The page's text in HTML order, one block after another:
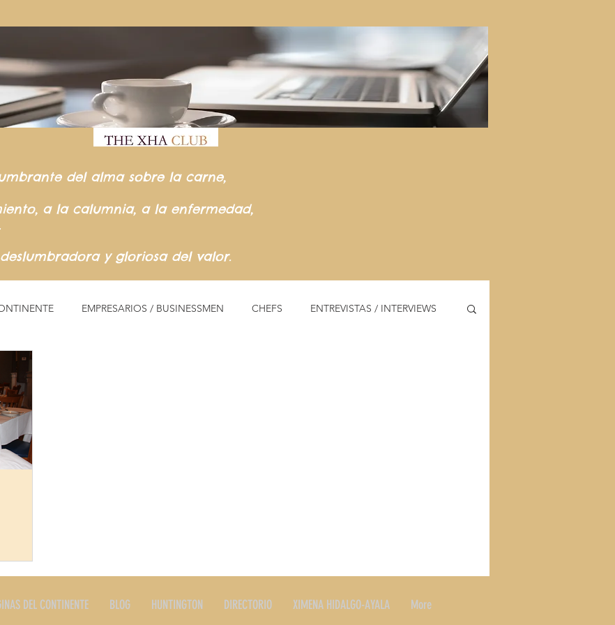
del alma sobre la carne,
a la calumnia, a la enfermedad,
deslumbradora y gloriosa del valor.
EMPRESARIOS / BUSINESSMEN CHEFS ENTREVISTAS / INTERVIEWS
DEL CONTINENTE BLOG HUNTINGTON DIRECTORIO XIMENA HIDALGO-AYALA More